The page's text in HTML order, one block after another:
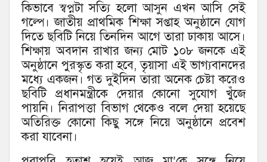
কিভাবে স্বপ্নটা সত্যি হলো আসুন এখন আসি সেই
গল্পে। জাতীয় প্রাথমিক শিক্ষা সপ্তাহ অনুষ্ঠানে যোগ
দিতে ছবিটি নিয়ে তিনদিন আগে তারা ঢাকায় আসে।
শিক্ষায় অবদান রাখার জন্য মোট ১০৮ জনকে এই
অনুষ্ঠানে পুরস্কৃত করা হবে, তৃয়াসা এই ভাগ্যবানদের
মধ্যে একজন। গত দুইদিন তারা অনেক চেষ্টা করেও
ছবিটি প্রধানমন্ত্রীকে দেয়ার কোনো সুযোগ খুঁজে
পায়নি। নিরাপত্তা বিভাগ থেকেও বলে দেয়া হয়েছে
অতিরিক্ত কোনো কিছু সঙ্গে নিয়ে অনুষ্ঠানে প্রবেশ
করা যাবেনা।